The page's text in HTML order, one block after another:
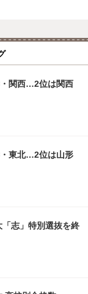
関西…2位は関西
東北…2位は山形
「志」特別選抜を終